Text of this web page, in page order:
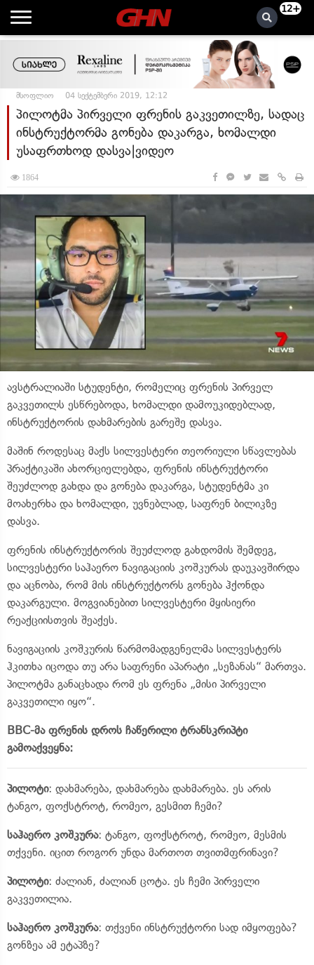
12+
მსოფლიო 04 სექტემბერი 2019, 12:12
პილოტმა პირველი ფრენის გაკვეთილზე, სადაც
ინსტრუქტორმა გონება დაკარგა, ხომალდი
უსაფრთხოდ დასვა|ვიდეო
1864
ავსტრალიაში სტუდენტი, რომელიც ფრენის პირველ
გაკვეთილს ესწრებოდა, ხომალდი დამოუკიდებლად,
ინსტრუქტორის დახმარების გარეშე დასვა.
მაშინ როდესაც მაქს სილვესტერი თეორიული სწავლებას
პრაქტიკაში ახორციელებდა, ფრენის ინსტრუქტორი
შეუძლოდ გახდა და გონება დაკარგა, სტუდენტმა კი
მოახერხა და ხომალდი, უვნებლად, საფრენ ბილიკზე
დასვა.
ფრენის ინსტრუქტორის შეუძლოდ გახდომის შემდეგ,
სილვესტერი საჰაერო ნავიგაციის კოშკურას დაუკავშირდა
და აცნობა, რომ მის ინსტრუქტორს გონება ჰქონდა
დაკარგული. მოგვიანებით სილვესტერი მყისიერი
რეაქციისთვის შეაქეს.
ნავიგაციის კოშკურის წარმომადგენელმა სილვესტერს
ჰკითხა იცოდა თუ არა საფრენი აპარატი „სეზანას“ მართვა.
პილოტმა განაცხადა რომ ეს ფრენა „მისი პირველი
გაკვეთილი იყო“.
BBC-მაფრენის დროს ჩაწერილი ტრანსკრიპტი
გამოაქვეყნა:
პილოტი: დახმარება, დახმარება დახმარება. ეს არის
ტანგო, ფოქსტროტ, რომეო, გესმით ჩემი?
საჰაერო კოშკურა: ტანგო, ფოქსტროტ, რომეო, მესმის
თქვენი. იცით როგორ უნდა მართოთ თვითმფრინავი?
პილოტი: ძალიან, ძალიან ცოტა. ეს ჩემი პირველი
გაკვეთილია.
საჰაერო კოშკურა: თქვენი ინსტრუქტორი სად იმყოფება?
გონზეა ამ ეტაპზე?